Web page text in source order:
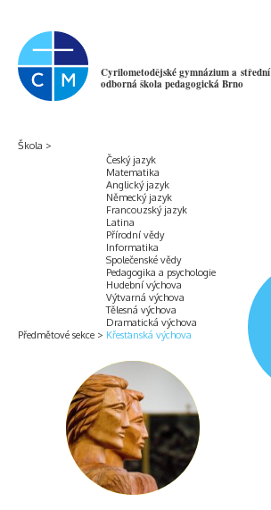
Cyrilometodějské gymnázium a střední
odborná škola pedagogická Brno
Škola
Předmětové sekce
Český jazyk
Matematika
Anglický jazyk
Německý jazyk
Francouzský jazyk
Latina
Přírodní vědy
Informatika
Společenské vědy
Pedagogika a psychologie
Hudební výchova
Výtvarná výchova
Tělesná výchova
Dramatická výchova
Křesťanská výchova